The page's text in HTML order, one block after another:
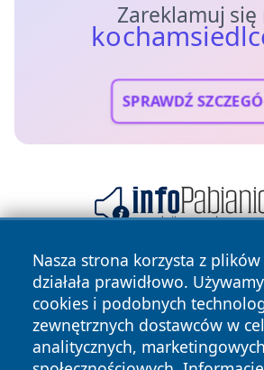
Zareklamuj się
SPRAWDŹ
Nasza strona korzysta z
działała prawidłowo.
cookies i podobnych
zewnętrznych dostawców w
analitycznych,